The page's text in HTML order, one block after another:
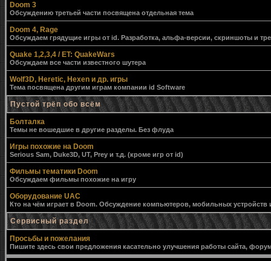
Doom 3
Обсуждению третьей части посвящена отдельная тема
Doom 4, Rage
Обсуждаем грядущие игры от id. Разработка, альфа-версии, скриншоты и
Quake 1,2,3,4 / ET: QuakeWars
Обсуждаем все части известного шутера
Wolf3D, Heretic, Hexen и др. игры
Тема посвящена другим играм компании id Software
Пустой трёп обо всём
Болталка
Темы не вошедшие в другие разделы. Без флуда
Игры похожие на Doom
Serious Sam, Duke3D, UT, Prey и т.д. (кроме игр от id)
Фильмы тематики Doom
Обсуждаем фильмы похожие на игру
Оборудование UAC
Кто на чём играет в Doom. Обсуждение компьютеров, мобильных устройств
Сервисный раздел
Просьбы и пожелания
Пишите здесь свои предложения касательно улучшения работы сайта,